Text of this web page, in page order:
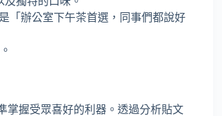
「辦公室下午茶首選，同事們都說好
掌握受眾喜好的利器。透過分析貼文